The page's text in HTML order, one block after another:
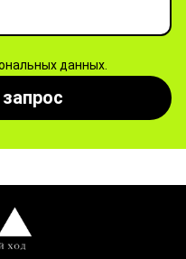
данных.